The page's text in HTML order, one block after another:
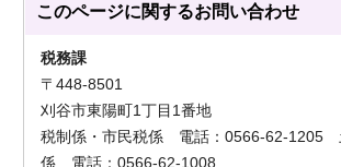
このページに関するお問い合わせ
税務課
〒448-8501
刈谷市東陽町1丁目1番地
税制係・市民税係 電話：0566-62-1205
係 電話：0566-62-1008